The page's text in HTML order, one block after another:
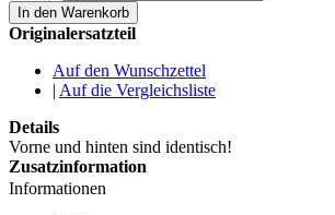
In den Warenkorb
Originalersatzteil
Auf den Wunschzettel
| Auf die Vergleichsliste
Details
Vorne und hinten sind identisch!
Zusatzinformation
Informationen